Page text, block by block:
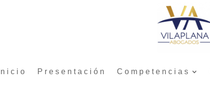
Inicio Presentación Competencias